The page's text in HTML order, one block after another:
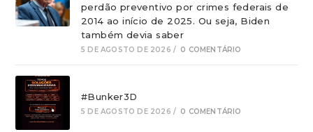
perdão preventivo por crimes federais de
2014 ao início de 2025. Ou seja, Biden
também devia saber
5 DE AGOSTO DE 2026 / 0 COMENTÁRIO
#Bunker3D
5 DE AGOSTO DE 2026 / 0 COMENTÁRIO